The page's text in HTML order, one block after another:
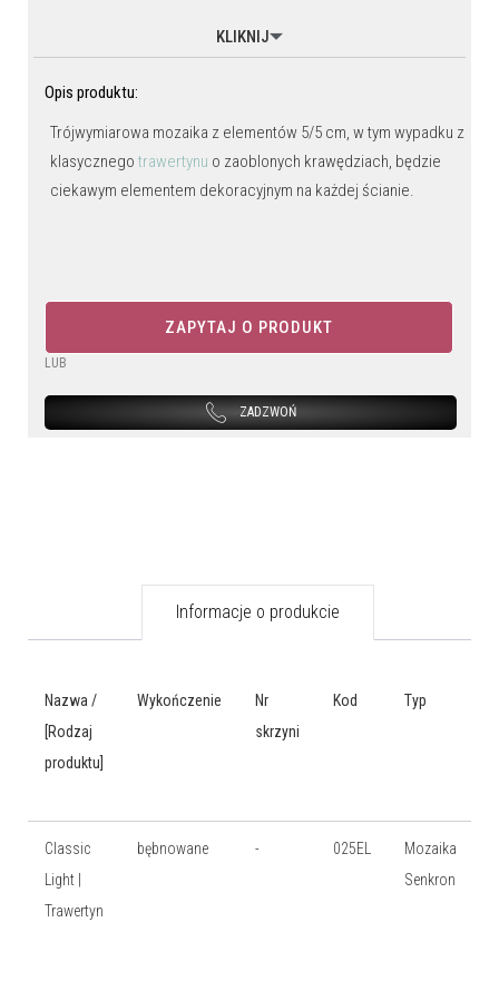
KLIKNIJ
Opis produktu:
Trójwymiarowa mozaika z elementów 5/5 cm, w tym wypadku z
klasycznego trawertynu o zaoblonych krawędziach, będzie
ciekawym elementem dekoracyjnym na każdej ścianie.
ZAPYTAJ O PRODUKT
LUB
ZADZWOŃ
Informacje o produkcie
Nazwa /
[Rodzaj
produktu]
Wykończenie
Nr
skrzyni
Kod Typ
Classic
Light |
Trawertyn
bębnowane - 025EL
Mozaika
Senkron